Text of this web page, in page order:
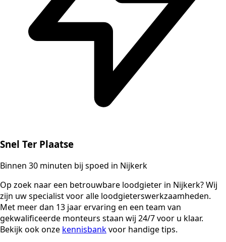
Snel Ter Plaatse
Binnen 30 minuten bij spoed in Nijkerk
Op zoek naar een betrouwbare loodgieter in Nijkerk? Wij
zijn uw specialist voor alle loodgieterswerkzaamheden.
Met meer dan 13 jaar ervaring en een team van
gekwalificeerde monteurs staan wij 24/7 voor u klaar.
Bekijk ook onze kennisbankvoor handige tips.